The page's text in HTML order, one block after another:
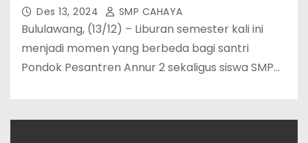
Des 13, 2024 SMP CAHAYA
Bululawang, (13/12) – Liburan semester kali ini
menjadi momen yang berbeda bagi santri
Pondok Pesantren Annur 2 sekaligus siswa SMP…